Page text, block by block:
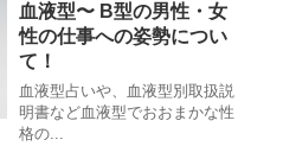
血液型〜 B型の男性・女
性の仕事への姿勢につい
て！
血液型占いや、血液型別取扱説
明書など血液型でおおまかな性
格の...